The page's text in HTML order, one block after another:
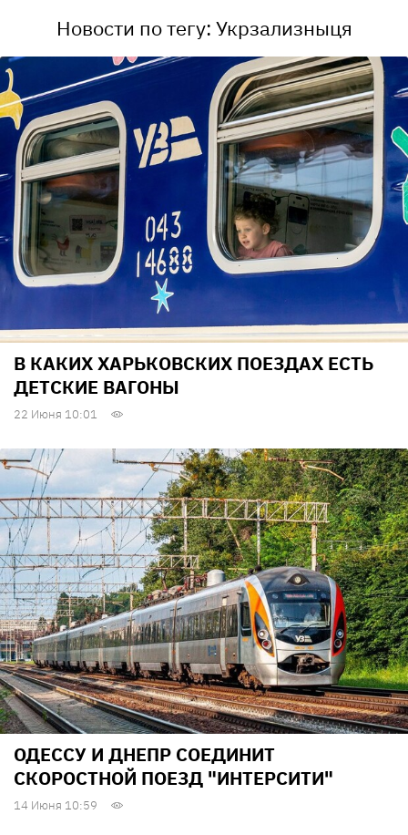
Новости по тегу: Укрзализныця
В КАКИХ ХАРЬКОВСКИХ ПОЕЗДАХ ЕСТЬ
ДЕТСКИЕ ВАГОНЫ
22 Июня 10:01
ОДЕССУ И ДНЕПР СОЕДИНИТ
СКОРОСТНОЙ ПОЕЗД "ИНТЕРСИТИ"
14 Июня 10:59